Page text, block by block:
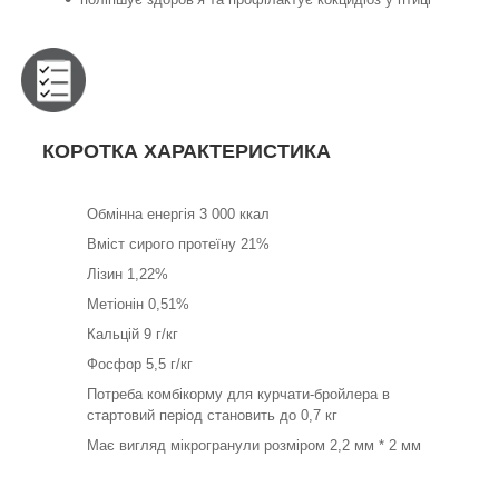
КОРОТКА ХАРАКТЕРИСТИКА
Обмінна енергія 3 000 ккал
Вміст сирого протеїну 21%
Лізин 1,22%
Метіонін 0,51%
Кальцій 9 г/кг
Фосфор 5,5 г/кг
Потреба комбікорму для курчати-бройлера в
стартовий період становить до 0,7 кг
Має вигляд мікрогранули розміром 2,2 мм * 2 мм